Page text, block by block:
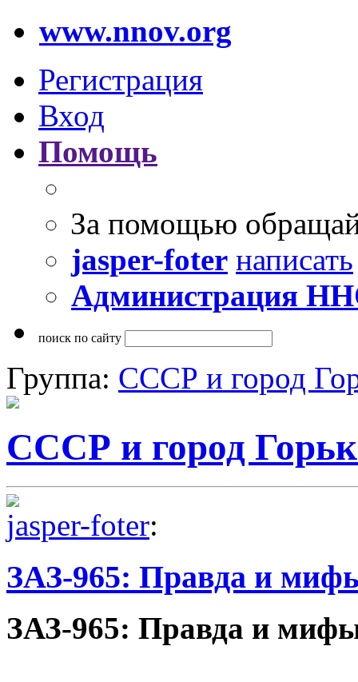
www.nnov.org
Регистрация
Вход
Помощь
За помощью
jasper-foter написать
Администрация
поиск по сайту
Группа: СССР и город
СССР и город
jasper-foter:
ЗАЗ-965: Правда и
ЗАЗ-965: Правда и